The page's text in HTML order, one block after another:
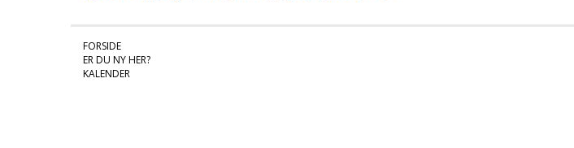
FORSIDE
ER DU NY HER?
KALENDER